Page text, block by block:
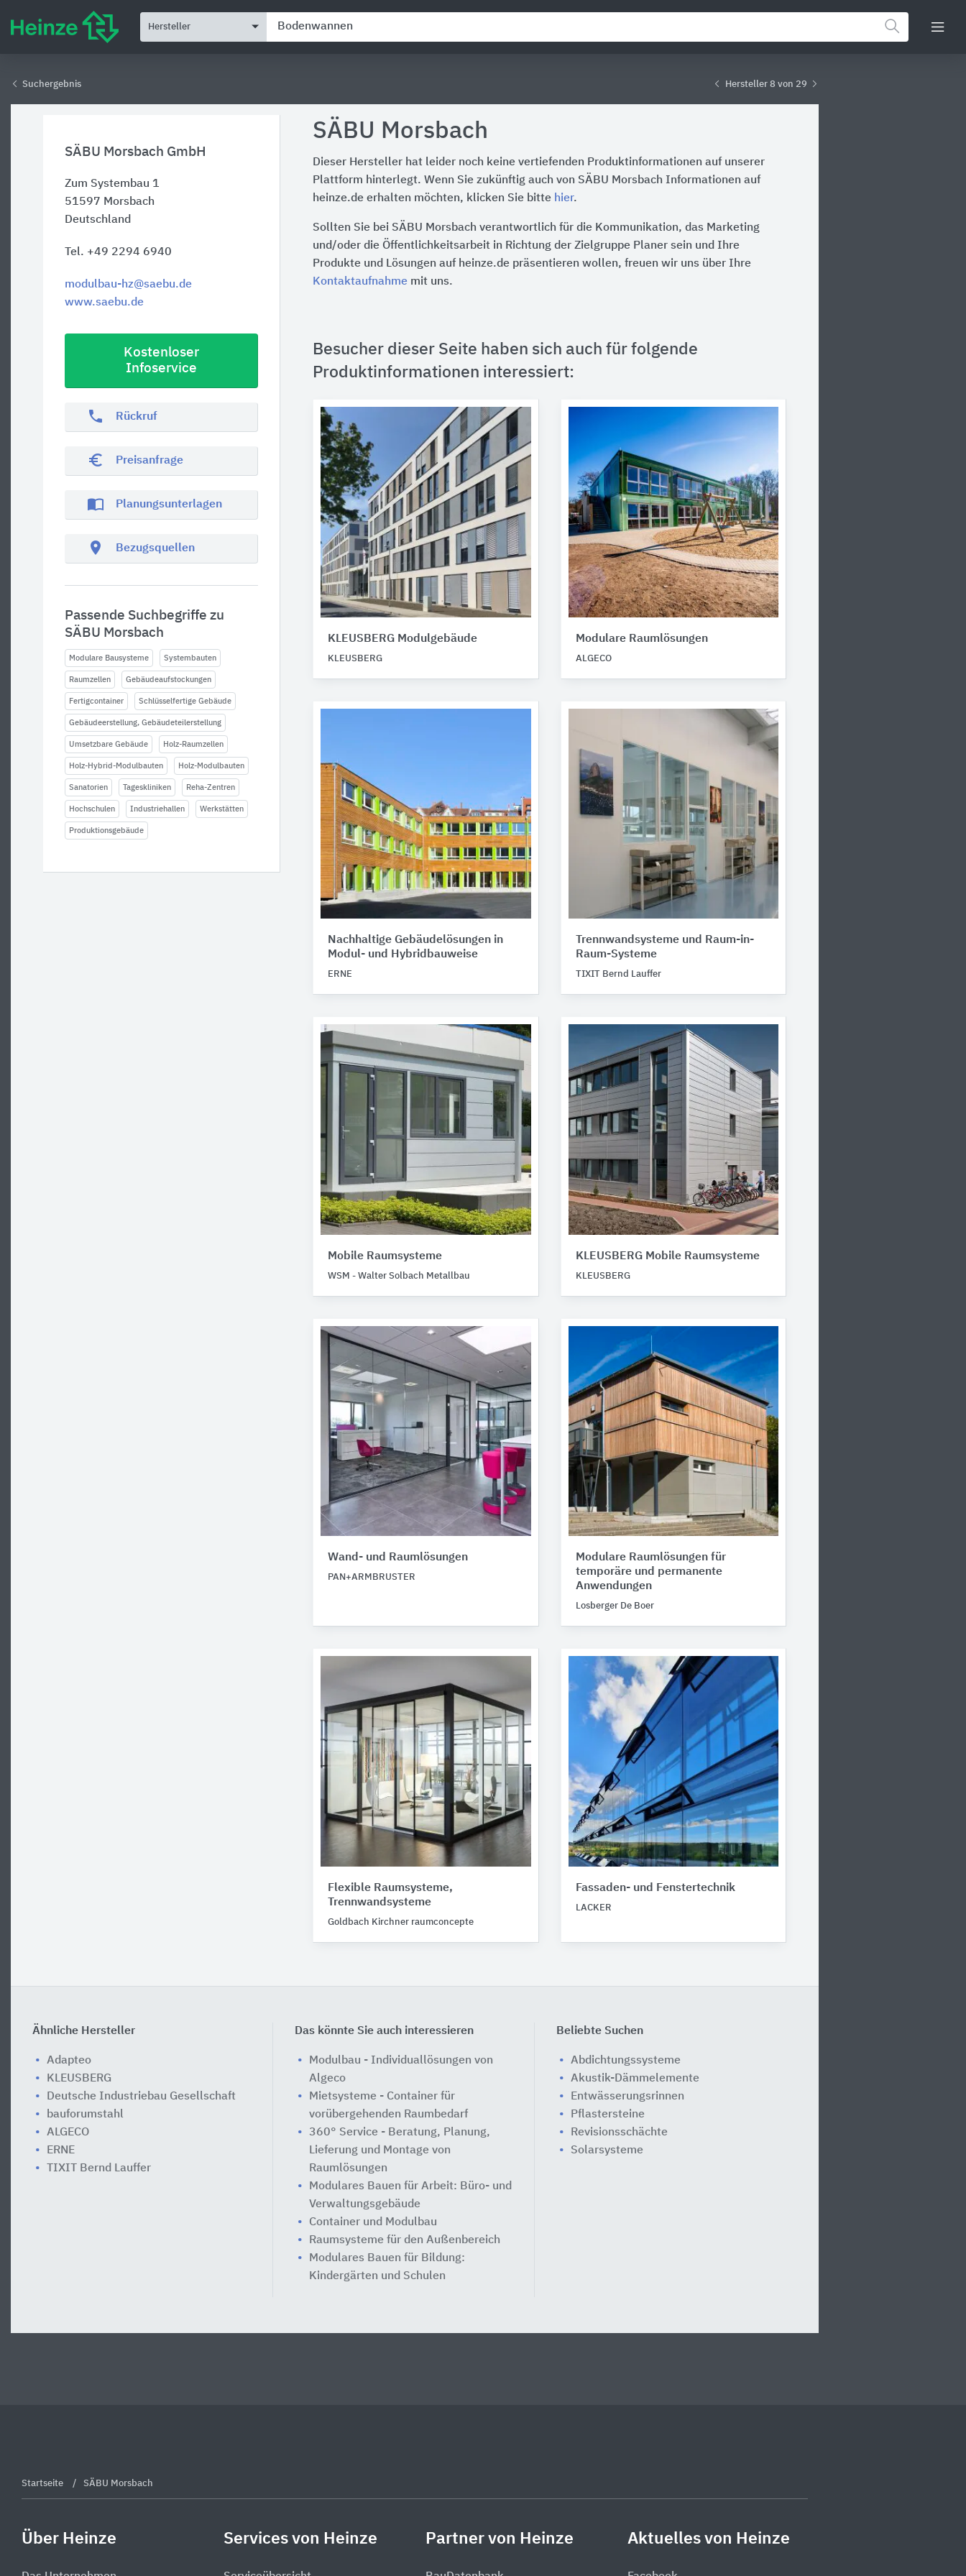
Hersteller
Suchergebnis Hersteller 8 von 29
SÄBU Morsbach GmbH
Zum Systembau 1
51597 Morsbach
Deutschland
Tel. +49 2294 6940
modulbau-hz@saebu.de
www.saebu.de
Kostenloser
Infoservice
phone Rückruf
euro_symbol Preisanfrage
import_contacts Planungsunterlagen
location_on Bezugsquellen
Passende Suchbegriffe zu
SÄBU Morsbach
Modulare Bausysteme Systembauten
Raumzellen Gebäudeaufstockungen
Fertigcontainer Schlüsselfertige Gebäude
Gebäudeerstellung, Gebäudeteilerstellung
Umsetzbare Gebäude Holz-Raumzellen
Holz-Hybrid-Modulbauten Holz-Modulbauten
Sanatorien Tageskliniken Reha-Zentren
Hochschulen Industriehallen Werkstätten
Produktionsgebäude
SÄBU Morsbach
Dieser Hersteller hat leider noch keine vertiefenden Produktinformationen auf unserer
Plattform hinterlegt. Wenn Sie zukünftig auch von SÄBU Morsbach Informationen auf
heinze.de erhalten möchten, klicken Sie bitte hier.
Sollten Sie bei SÄBU Morsbach verantwortlich für die Kommunikation, das Marketing
und/oder die Öffentlichkeitsarbeit in Richtung der Zielgruppe Planer sein und Ihre
Produkte und Lösungen auf heinze.de präsentieren wollen, freuen wir uns über Ihre
Kontaktaufnahme mit uns.
Besucher dieser Seite haben sich auch für folgende
Produktinformationen interessiert:
KLEUSBERG Modulgebäude
KLEUSBERG
Modulare Raumlösungen
ALGECO
Nachhaltige Gebäudelösungen in
Modul- und Hybridbauweise
ERNE
Trennwandsysteme und Raum-in-
Raum-Systeme
TIXIT Bernd Lauffer
Mobile Raumsysteme
WSM - Walter Solbach Metallbau
KLEUSBERG Mobile Raumsysteme
KLEUSBERG
Wand- und Raumlösungen
PAN+ARMBRUSTER
Modulare Raumlösungen für
temporäre und permanente
Anwendungen
Losberger De Boer
Flexible Raumsysteme,
Trennwandsysteme
Goldbach Kirchner raumconcepte
Fassaden- und Fenstertechnik
LACKER
Ähnliche Hersteller
Adapteo
KLEUSBERG
Deutsche Industriebau Gesellschaft
bauforumstahl
ALGECO
ERNE
TIXIT Bernd Lauffer
Das könnte Sie auch interessieren
Modulbau - Individuallösungen von
Algeco
Mietsysteme - Container für
vorübergehenden Raumbedarf
360° Service - Beratung, Planung,
Lieferung und Montage von
Raumlösungen
Modulares Bauen für Arbeit: Büro- und
Verwaltungsgebäude
Container und Modulbau
Raumsysteme für den Außenbereich
Modulares Bauen für Bildung:
Kindergärten und Schulen
Beliebte Suchen
Abdichtungssysteme
Akustik-Dämmelemente
Entwässerungsrinnen
Pflastersteine
Revisionsschächte
Solarsysteme
Startseite SÄBU Morsbach
Über Heinze Services von Heinze Partner von Heinze Aktuelles von Heinze